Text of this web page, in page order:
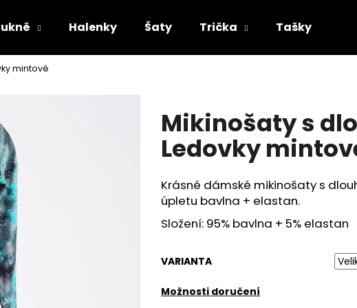
Halenky Šaty Trička Tašky
mintové
Mikinošaty s
Ledovky
Krásné dámské mikinošaty s
úpletu bavlna + elastan.
Složení: 95% bavlna + 5% elastan
VARIANTA
Možnosti doručení
Co potřebujete najít?
HLEDAT
DLOUHÁ SUKNĚ - MODRÉ VLNY
DÁMSKÁ DLOUHÁ SUKNĚ -